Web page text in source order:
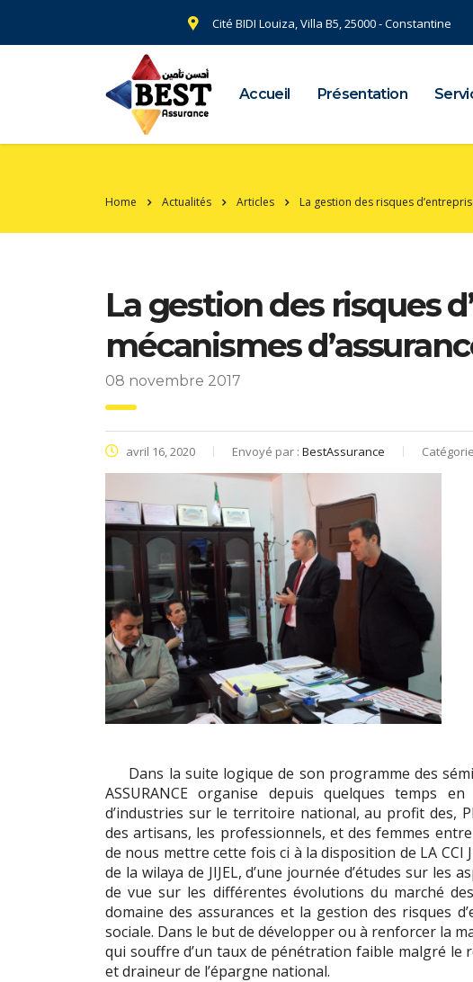
Cité BIDI Louiza, Villa B5, 25000 - Constantine
Accueil Présentation
Home Actualités Articles La gestion des risques
La gestion des risques
mécanismes
08 novembre 2017
avril 16, 2020 Envoyé par : BestAssurance
Dans la suite logique de son programme des
ASSURANCE organise depuis quelques temps
d’industries sur le territoire national, au profit des,
des artisans, les professionnels, et des femmes
de nous mettre cette fois ci à la disposition de LA
de la wilaya de JIJEL, d’une journée d’études sur les
de vue sur les différentes évolutions du marché
domaine des assurances et la gestion des risques
sociale. Dans le but de développer ou à renforcer la
qui souffre d’un taux de pénétration faible malgré
et draineur de l’épargne national.